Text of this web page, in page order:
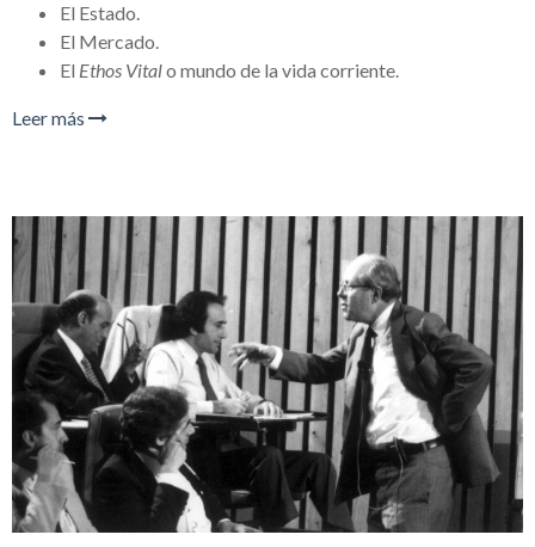
El Estado.
El Mercado.
El Ethos Vitalo mundo de la vida corriente.
Leer más